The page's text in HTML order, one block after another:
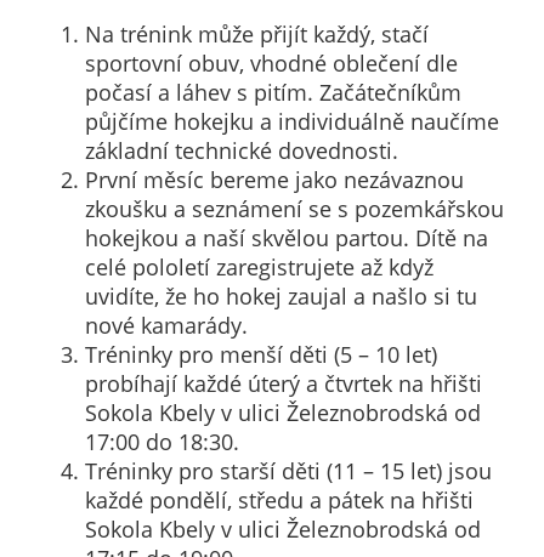
Na trénink může přijít každý, stačí
sportovní obuv, vhodné oblečení dle
počasí a láhev s pitím. Začátečníkům
půjčíme hokejku a individuálně naučíme
základní technické dovednosti.
První měsíc bereme jako nezávaznou
zkoušku a seznámení se s pozemkářskou
hokejkou a naší skvělou partou. Dítě na
celé pololetí zaregistrujete až když
uvidíte, že ho hokej zaujal a našlo si tu
nové kamarády.
Tréninky pro menší děti (5 – 10 let)
probíhají každé úterý a čtvrtek na hřišti
Sokola Kbely v ulici Železnobrodská od
17:00 do 18:30.
Tréninky pro starší děti (11 – 15 let) jsou
každé pondělí, středu a pátek na hřišti
Sokola Kbely v ulici Železnobrodská od
určujeme
počet návštěv
a zdroje
návštěv našich
internetových
stránek. Data
získaná
pomocí
těchto
cookies
souhrnně, bez
použití
identifikátorů,
na konkrétní
uživatelé
našeho webu.